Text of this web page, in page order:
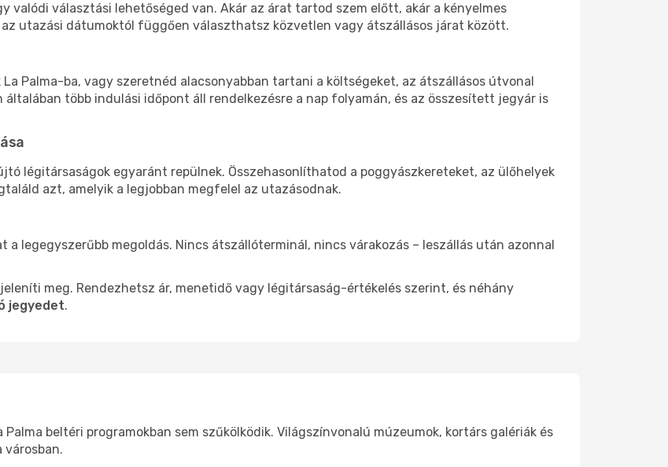
valódi választási lehetőséged van. Akár az árat tartod szem előtt, akár a kényelmes
utazási dátumoktól függően választhatsz közvetlen vagy átszállásos járat között.
Palma-ba, vagy szeretnéd alacsonyabban tartani a költségeket, az átszállásos útvonal
több indulási időpont áll rendelkezésre a nap folyamán, és az összesített jegyár is
légitársaságok egyaránt repülnek. Összehasonlíthatod a poggyászkereteket, az ülőhelyek
azt, amelyik a legjobban megfelel az utazásodnak.
a legegyszerűbb megoldás. Nincs átszállóterminál, nincs várakozás – leszállás után azonnal
meg. Rendezhetsz ár, menetidő vagy légitársaság-értékelés szerint, és néhány
jegyedet.
Palma beltéri programokban sem szűkölködik. Világszínvonalú múzeumok, kortárs galériák és